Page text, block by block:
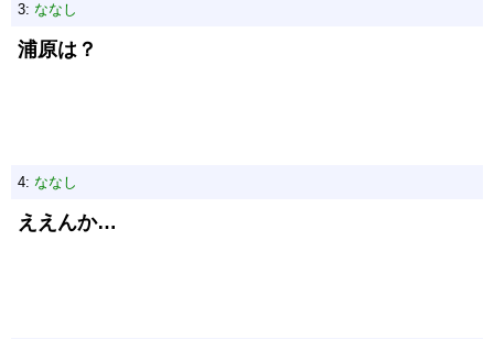
3: ななし
浦原は？
4: ななし
ええんか…